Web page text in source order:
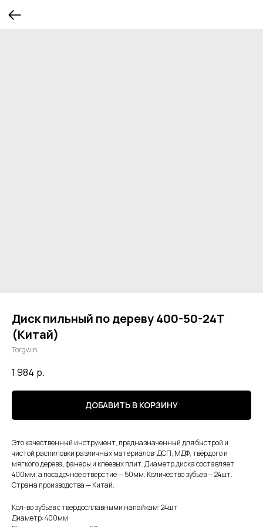
Диск пильный по дереву 400-50-24Т
(Китай)
Torgwin
1 984 р.
ДОБАВИТЬ В КОРЗИНУ
Это качественный инструмент, предназначенный для быстрой и
чистой распиловки различных материалов: ДСП, МДФ, твёрдого и
мягкого дерева, фанеры и клеевых плит. Диаметр диска составляет
400мм, а посадочное отверстие — 50мм. Количество зубьев — 24шт.
Страна производства — Китай.
Кол-во зубьев с твердосплавными напайкам: 24шт
Диаметр: 400мм